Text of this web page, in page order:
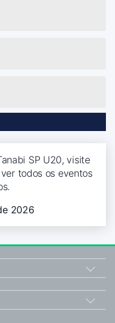
SP U20, visite
todos os eventos
2026